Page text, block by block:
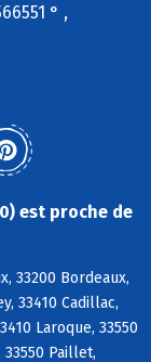
° ,
est proche de
33200 Bordeaux,
33410 Cadillac,
Laroque, 33550
33550 Paillet,